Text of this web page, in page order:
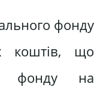
фонду
коштів, що
фонду на